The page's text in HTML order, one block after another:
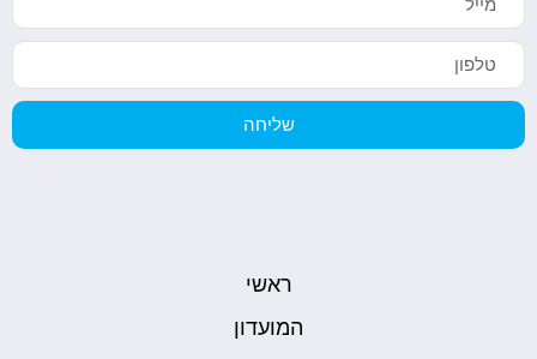
שליחה
ראשי
המועדון